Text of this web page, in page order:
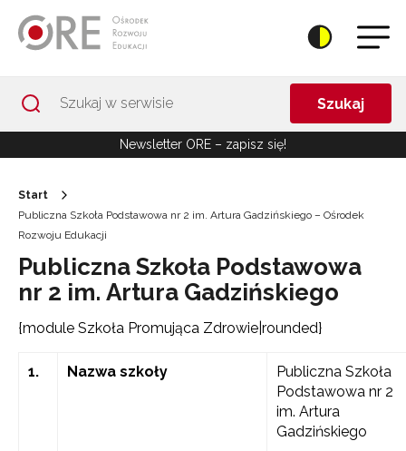
Szukaj
Newsletter ORE – zapisz się!
Start
Publiczna Szkoła Podstawowa nr 2 im. Artura Gadzińskiego – Ośrodek
Rozwoju Edukacji
Publiczna Szkoła Podstawowa
nr 2 im. Artura Gadzińskiego
{module Szkoła Promująca Zdrowie|rounded}
1. Nazwa szkoły
Publiczna Szkoła
Podstawowa nr 2
im. Artura
Gadzińskiego